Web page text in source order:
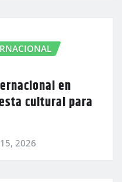
en
cultural para
2026